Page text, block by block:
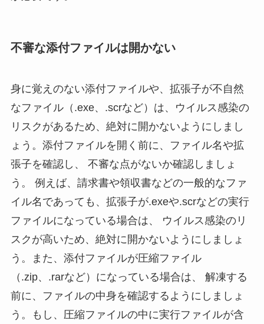
不審な添付ファイルは開かない
身に覚えのない添付ファイルや、拡張子が不自然
なファイル（.exe、.scrなど）は、ウイルス感染の
リスクがあるため、絶対に開かないようにしまし
ょう。添付ファイルを開く前に、ファイル名や拡
張子を確認し、 不審な点がないか確認しましょ
う。 例えば、請求書や領収書などの一般的なファ
イル名であっても、拡張子が.exeや.scrなどの実行
ファイルになっている場合は、 ウイルス感染のリ
スクが高いため、絶対に開かないようにしましょ
う。また、添付ファイルが圧縮ファイル
（.zip、.rarなど）になっている場合は、 解凍する
前に、ファイルの中身を確認するようにしましょ
う。もし、圧縮ファイルの中に実行ファイルが含